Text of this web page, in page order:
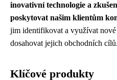
inovativní technologie a
poskytovat našim klientům
jim identifikovat a využívat
dosahovat jejich obchodních cílů.
Klíčové produkty